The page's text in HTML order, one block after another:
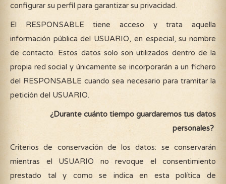
configurar su perfil para garantizar su privacidad.
El RESPONSABLE tiene acceso y trata aquella
información pública del USUARIO, en especial, su nombre
de contacto. Estos datos solo son utilizados dentro de la
propia red social y únicamente se incorporarán a un fichero
del RESPONSABLE cuando sea necesario para tramitar la
petición del USUARIO.
¿Durante cuánto tiempo guardaremos tus datos
personales?
Criterios de conservación de los datos: se conservarán
mientras el USUARIO no revoque el consentimiento
prestado tal y como se indica en esta política de